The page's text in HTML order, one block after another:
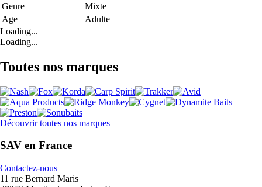
Genre
Mixte
Age
Adulte
Loading...
Loading...
Toutes nos marques
Découvrir toutes nos marques
SAV en France
Contactez-nous
11 rue Bernard Maris